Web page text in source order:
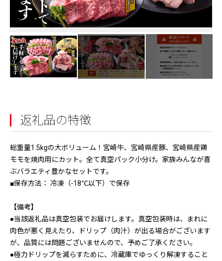
返礼品の特徴
総重量1.5kgの大ボリューム！宮崎牛、宮崎県産豚、宮崎県産鶏
モモを焼肉用にカット。全て真空パック小分け。家族みんなが喜
ぶバラエティ豊かなセットです。
■保存方法： 冷凍（-18℃以下）で保存
【備考】
●当該返礼品は真空包装でお届けします。真空包装時は、まれに
肉色が悪く見えたり、ドリップ（肉汁）が出る場合がございます
が、品質には問題ございませんので、予めご了承ください。
●極力ドリップを減らすために、冷蔵庫でゆっくり解凍すること